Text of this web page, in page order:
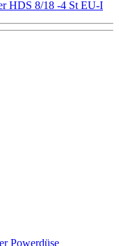
HDS 8/18 -4 St EU-I